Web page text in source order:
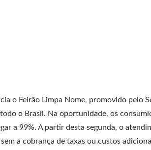
o Feirão Limpa Nome, promovido pelo
o Brasil. Na oportunidade, os
a 99%. A partir desta segunda, o
a cobrança de taxas ou custos